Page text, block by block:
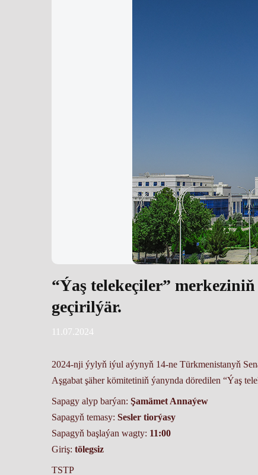
“Ýaş telekeçiler”
geçirilýär.
11.07.2024
2024-nji ýylyň iýul aýynyň 14-ne Türkmenistanyň
Aşgabat şäher kömitetiniň ýanynda döredilen “Ýaş
Sapagy alyp barýan: Şamämet Annaýew
Sapagyň temasy: Sesler tiorýasy
Sapagyň başlaýan wagty: 11:00
Giriş: tölegsiz
TSTP